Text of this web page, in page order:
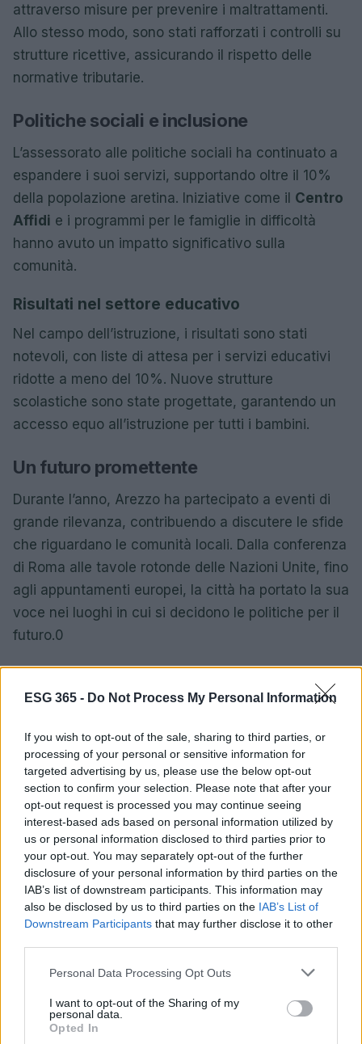
ESG 365 - Do Not Process My Personal Information
If you wish to opt-out of the sale, sharing to third parties, or
processing of your personal or sensitive information for
targeted advertising by us, please use the below opt-out
section to confirm your selection. Please note that after your
opt-out request is processed you may continue seeing
interest-based ads based on personal information utilized by
us or personal information disclosed to third parties prior to
your opt-out. You may separately opt-out of the further
disclosure of your personal information by third parties on the
IAB’s list of downstream participants. This information may
also be disclosed by us to third parties on the IAB’s List of
Downstream Participants that may further disclose it to other
Please note that this website/app uses one or more Google
not limited to your visit or usage behaviour. You may click to
grant or deny consent to Google and its third-party tags to
use your data for below specified purposes in below Google
Personal Data Processing Opt Outs
I want to opt-out of the Sharing of my
personal data.
Opted In
attraverso misure per prevenire i maltrattamenti.
Allo stesso modo, sono stati rafforzati i controlli su
strutture ricettive, assicurando il rispetto delle
normative tributarie.
Politiche sociali e inclusione
L’assessorato alle politiche sociali ha continuato a
espandere i suoi servizi, supportando oltre il 10%
della popolazione aretina. Iniziative come il Centro
Affidi e i programmi per le famiglie in difficoltà
hanno avuto un impatto significativo sulla
comunità.
Risultati nel settore educativo
Nel campo dell’istruzione, i risultati sono stati
notevoli, con liste di attesa per i servizi educativi
ridotte a meno del 10%. Nuove strutture
scolastiche sono state progettate, garantendo un
accesso equo all’istruzione per tutti i bambini.
Un futuro promettente
Durante l’anno, Arezzo ha partecipato a eventi di
grande rilevanza, contribuendo a discutere le sfide
che riguardano le comunità locali. Dalla conferenza
di Roma alle tavole rotonde delle Nazioni Unite, fino
agli appuntamenti europei, la città ha portato la sua
voce nei luoghi in cui si decidono le politiche per il
futuro.0
Durante l’anno, Arezzo ha partecipato a eventi di
grande rilevanza, contribuendo a discutere le sfide
di Roma alle tavole rotonde delle Nazioni Unite, fino
agli appuntamenti europei, la città ha portato la sua
voce nei luoghi in cui si decidono le politiche per il
futuro.1
AUTORE
Matteo Pellegrino
Matteo Pellegrino ha organizzato una sfilata
pop-up nei vicoli del Quartieri Spagnoli per
promuovere giovani designer; è editorialista
moda che cura rubriche su artigianato e
tendenze locali. Nato a Napoli, conserva
bozze di pattern e appunti presi nelle sartorie
di via Toledo.